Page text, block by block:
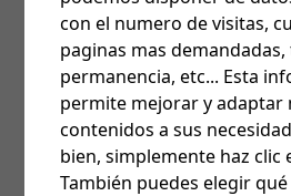
con el numero de visitas,
paginas mas
permanencia, etc... Esta
permite mejorar y adaptar
contenidos a sus
bien, simplemente haz clic
También puedes elegir